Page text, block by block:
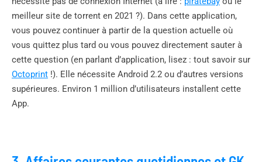
meilleur site de torrent en 2021 ?). Dans cette application,
vous pouvez continuer à partir de la question actuelle où
vous quittez plus tard ou vous pouvez directement sauter à
cette question (en parlant d’application, lisez : tout savoir sur
Octoprint !). Elle nécessite Android 2.2 ou d’autres versions
supérieures. Environ 1 million d’utilisateurs installent cette
App.